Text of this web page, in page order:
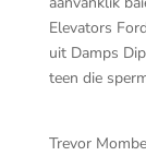
Elevators
uit Damps
teen die
Trevor